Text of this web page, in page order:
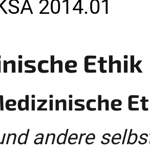
2014.01
Ethik
andere